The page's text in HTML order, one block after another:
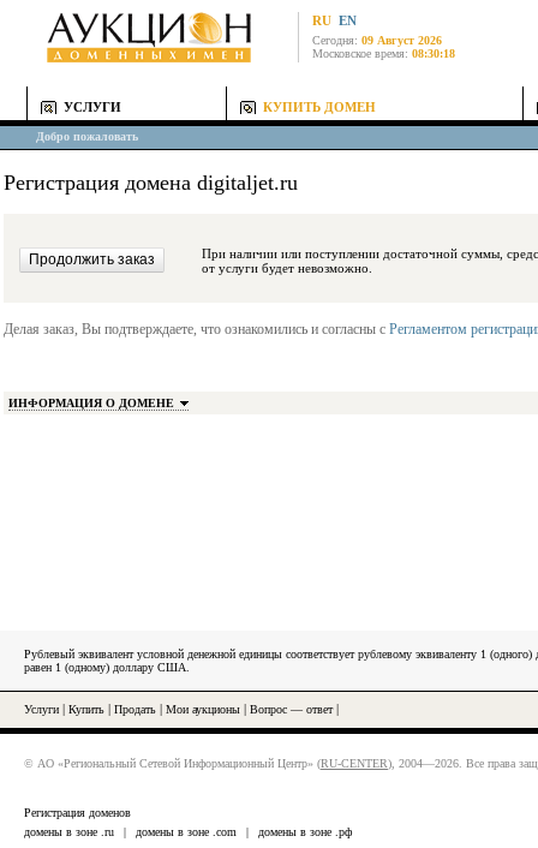
RU EN
Сегодня: 09 Август 2026
Московское время: 08:30:18
УСЛУГИ КУПИТЬ ДОМЕН
Добро пожаловать
Регистрация домена digitaljet.ru
При наличии или поступлении достаточной суммы, средства будут
от услуги будет невозможно.
Делая заказ, Вы подтверждаете, что ознакомились и согласны с Регламентом
ИНФОРМАЦИЯ О ДОМЕНЕ
Рублевый эквивалент условной денежной единицы соответствует рублевому эквиваленту 1
равен 1 (одному) доллару США.
Услуги Купить Продать Мои аукционы Вопрос — ответ|
© АО «Региональный Сетевой Информационный Центр» (RU-CENTER), 2004—2026. Все права
Регистрация доменов
домены в зоне .ru
| домены в зоне .com | домены в зоне .рф